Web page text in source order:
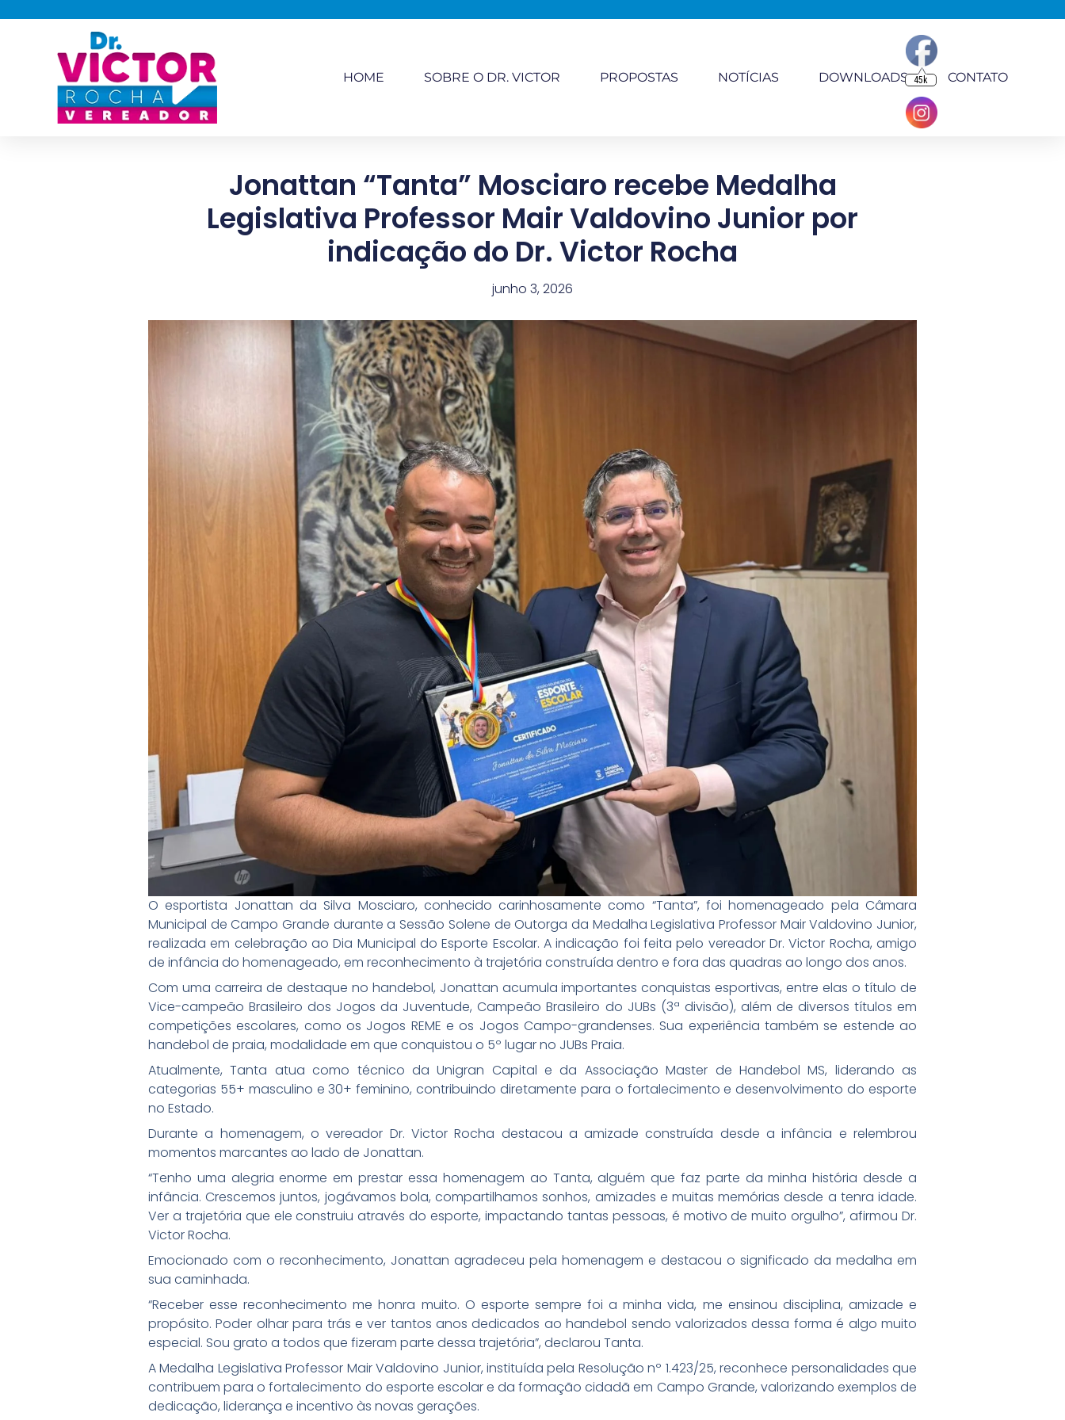
HOME SOBRE O DR. VICTOR PROPOSTAS NOTÍCIAS DOWNLOADS CONTATO
Jonattan “Tanta” Mosciaro recebe Medalha
Legislativa Professor Mair Valdovino Junior por
indicação do Dr. Victor Rocha
junho 3, 2026
O esportista Jonattan da Silva Mosciaro, conhecido carinhosamente como “Tanta”, foi homenageado pela Câmara
Municipal de Campo Grande durante a Sessão Solene de Outorga da Medalha Legislativa Professor Mair Valdovino Junior,
realizada em celebração ao Dia Municipal do Esporte Escolar. A indicação foi feita pelo vereador Dr. Victor Rocha, amigo
de infância do homenageado, em reconhecimento à trajetória construída dentro e fora das quadras ao longo dos anos.
Com uma carreira de destaque no handebol, Jonattan acumula importantes conquistas esportivas, entre elas o título de
Vice-campeão Brasileiro dos Jogos da Juventude, Campeão Brasileiro do JUBs (3ª divisão), além de diversos títulos em
competições escolares, como os Jogos REME e os Jogos Campo-grandenses. Sua experiência também se estende ao
handebol de praia, modalidade em que conquistou o 5º lugar no JUBs Praia.
Atualmente, Tanta atua como técnico da Unigran Capital e da Associação Master de Handebol MS, liderando as
categorias 55+ masculino e 30+ feminino, contribuindo diretamente para o fortalecimento e desenvolvimento do esporte
no Estado.
Durante a homenagem, o vereador Dr. Victor Rocha destacou a amizade construída desde a infância e relembrou
momentos marcantes ao lado de Jonattan.
“Tenho uma alegria enorme em prestar essa homenagem ao Tanta, alguém que faz parte da minha história desde a
infância. Crescemos juntos, jogávamos bola, compartilhamos sonhos, amizades e muitas memórias desde a tenra idade.
Ver a trajetória que ele construiu através do esporte, impactando tantas pessoas, é motivo de muito orgulho”, afirmou Dr.
Victor Rocha.
Emocionado com o reconhecimento, Jonattan agradeceu pela homenagem e destacou o significado da medalha em
sua caminhada.
“Receber esse reconhecimento me honra muito. O esporte sempre foi a minha vida, me ensinou disciplina, amizade e
propósito. Poder olhar para trás e ver tantos anos dedicados ao handebol sendo valorizados dessa forma é algo muito
especial. Sou grato a todos que fizeram parte dessa trajetória”, declarou Tanta.
A Medalha Legislativa Professor Mair Valdovino Junior, instituída pela Resolução nº 1.423/25, reconhece personalidades que
contribuem para o fortalecimento do esporte escolar e da formação cidadã em Campo Grande, valorizando exemplos de
dedicação, liderança e incentivo às novas gerações.
45k